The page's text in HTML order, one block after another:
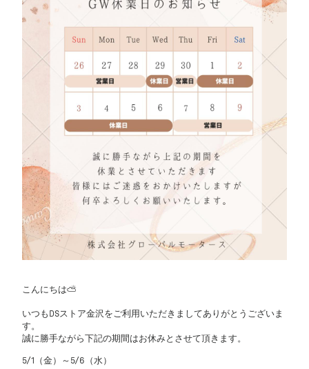
こんにちは⛅
いつもDSストア金沢をご利用いただきましてありがとうございま
す。
誠に勝手ながら下記の期間はお休みとさせて頂きます。
5/1（金）～5/6（水）